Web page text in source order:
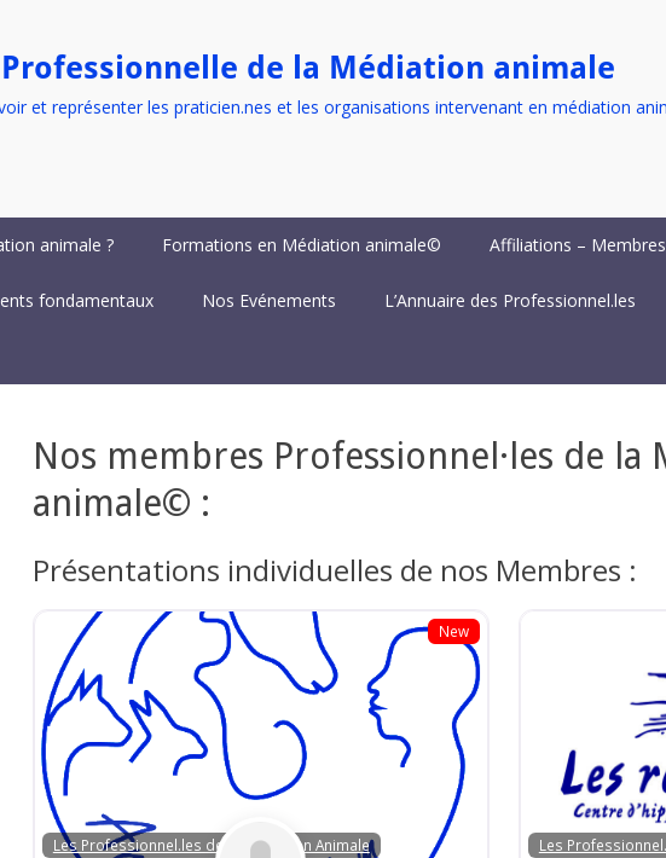
de la Médiation animale
et représenter les praticien.nes et les organisations intervenant en médiation
animale ? Formations en Médiation animale© Affiliations – Membres
fondamentaux Nos Evénements L’Annuaire des Professionnel.les
Nos membres Professionnel·les de la
animale© :
Présentations individuelles de nos Membres :
New
Les Professionnel.les de la Médiation Animale Les